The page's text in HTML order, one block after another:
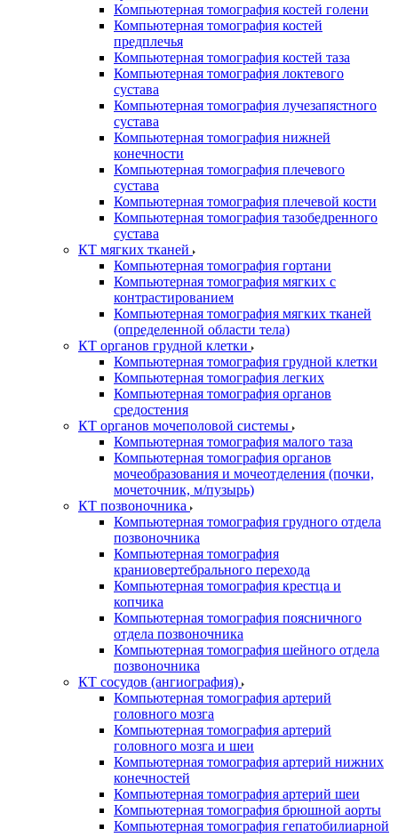
Компьютерная томография костей голени
Компьютерная томография костей
предплечья
Компьютерная томография костей таза
Компьютерная томография локтевого
сустава
Компьютерная томография лучезапястного
сустава
Компьютерная томография нижней
конечности
Компьютерная томография плечевого
сустава
Компьютерная томография плечевой кости
Компьютерная томография тазобедренного
сустава
КТ мягких тканей
Компьютерная томография гортани
Компьютерная томография мягких с
контрастированием
Компьютерная томография мягких тканей
(определенной области тела)
КТ органов грудной клетки
Компьютерная томография грудной клетки
Компьютерная томография легких
Компьютерная томография органов
средостения
КТ органов мочеполовой системы
Компьютерная томография малого таза
Компьютерная томография органов
мочеобразования и мочеотделения (почки,
мочеточник, м/пузырь)
КТ позвоночника
Компьютерная томография грудного отдела
позвоночника
Компьютерная томография
краниовертебрального перехода
Компьютерная томография крестца и
копчика
Компьютерная томография поясничного
отдела позвоночника
Компьютерная томография шейного отдела
позвоночника
КТ сосудов (ангиография)
Компьютерная томография артерий
головного мозга
Компьютерная томография артерий
головного мозга и шеи
Компьютерная томография артерий нижних
конечностей
Компьютерная томография артерий шеи
Компьютерная томография брюшной аорты
Компьютерная томография гепатобилиарной